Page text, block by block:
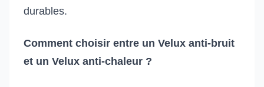
durables.
Comment choisir entre un Velux anti-bruit
et un Velux anti-chaleur ?